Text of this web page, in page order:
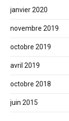
janvier 2020
novembre 2019
octobre 2019
avril 2019
octobre 2018
juin 2015